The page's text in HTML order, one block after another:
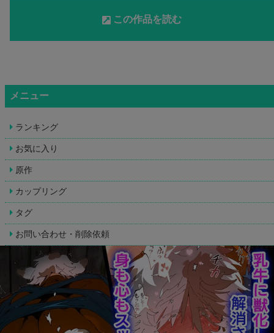
この作品を読む
メニュー
ランキング
お気に入り
原作
カップリング
タグ
お問い合わせ・削除依頼